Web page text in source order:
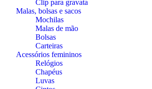
Clip para gravata
Malas, bolsas e sacos
Mochilas
Malas de mão
Bolsas
Carteiras
Acessórios femininos
Relógios
Chapéus
Luvas